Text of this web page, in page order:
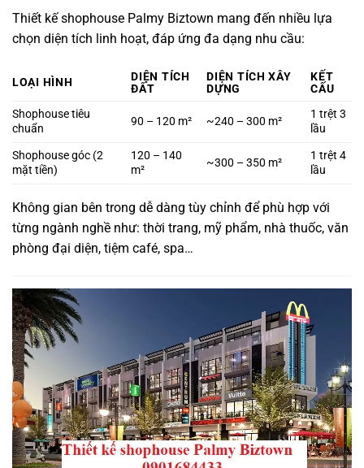
Thiết kế shophouse Palmy Biztown mang đến nhiều lựa
chọn diện tích linh hoạt, đáp ứng đa dạng nhu cầu:
LOẠI HÌNH
DIỆN TÍCH
ĐẤT
DIỆN TÍCH XÂY
DỰNG
KẾT
CẤU
Shophouse tiêu
chuẩn
90 – 120 m² ~240 – 300 m²
1 trệt 3
lầu
Shophouse góc (2
mặt tiền)
120 – 140
m²
~300 – 350 m²
1 trệt 4
lầu
Không gian bên trong dễ dàng tùy chỉnh để phù hợp với
từng ngành nghề như: thời trang, mỹ phẩm, nhà thuốc, văn
phòng đại diện, tiệm café, spa…